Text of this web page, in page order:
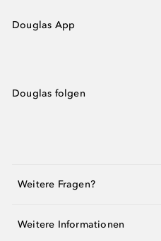
Douglas App
Douglas folgen
Weitere Fragen?
Weitere Informationen